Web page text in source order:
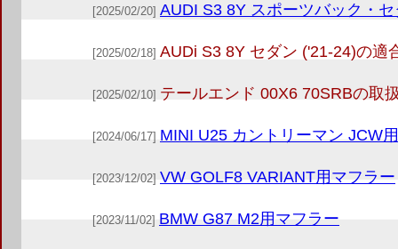
[2025/02/20] AUDI S3 8Y スポーツバック・
[2025/02/18] AUDi S3 8Y セダン ('21-24)の適
[2025/02/10] テールエンド 00X6 70SRBの取
[2024/06/17] MINI U25 カントリーマン JCW
[2023/12/02] VW GOLF8 VARIANT用マフラー
[2023/11/02] BMW G87 M2用マフラー